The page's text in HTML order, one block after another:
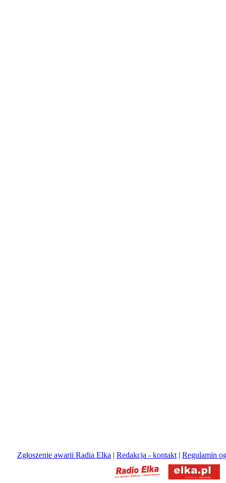
Zgłoszenie awarii Radia Elka | Redakcja - kontakt | Regulamin